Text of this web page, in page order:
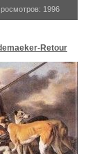
1996
Retour